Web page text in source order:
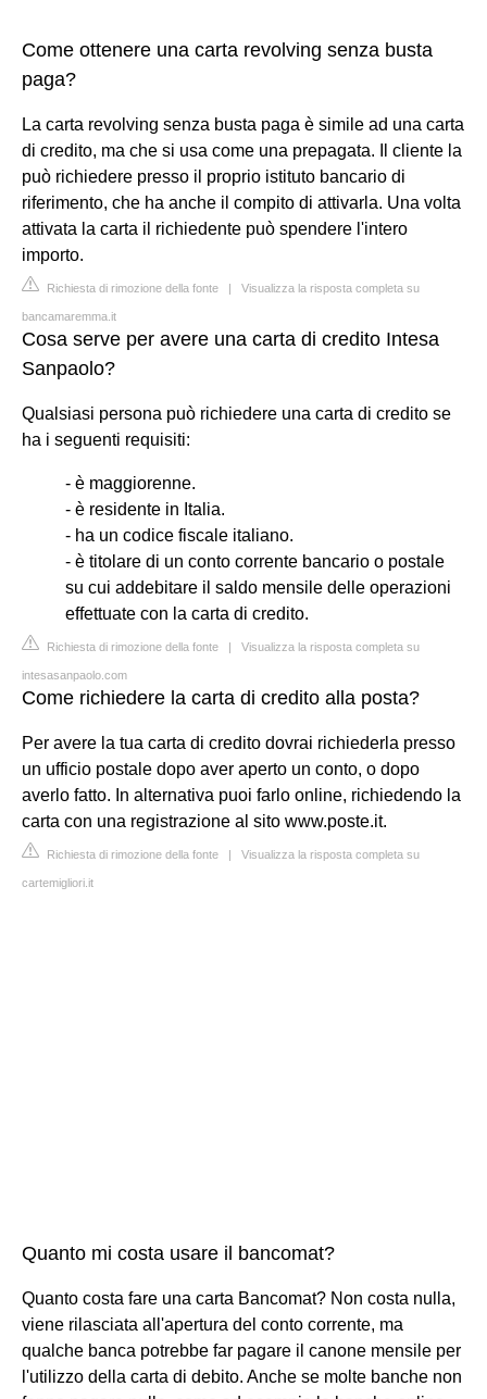
Come ottenere una carta revolving senza busta
paga?
La carta revolving senza busta paga è simile ad una carta
di credito, ma che si usa come una prepagata. Il cliente la
può richiedere presso il proprio istituto bancario di
riferimento, che ha anche il compito di attivarla. Una volta
attivata la carta il richiedente può spendere l'intero
importo.
Richiesta di rimozione della fonte | Visualizza la risposta completa su
bancamaremma.it
Cosa serve per avere una carta di credito Intesa
Sanpaolo?
Qualsiasi persona può richiedere una carta di credito se
ha i seguenti requisiti:
- è maggiorenne.
- è residente in Italia.
- ha un codice fiscale italiano.
- è titolare di un conto corrente bancario o postale
su cui addebitare il saldo mensile delle operazioni
effettuate con la carta di credito.
Richiesta di rimozione della fonte | Visualizza la risposta completa su
intesasanpaolo.com
Come richiedere la carta di credito alla posta?
Per avere la tua carta di credito dovrai richiederla presso
un ufficio postale dopo aver aperto un conto, o dopo
averlo fatto. In alternativa puoi farlo online, richiedendo la
carta con una registrazione al sito www.poste.it.
Richiesta di rimozione della fonte | Visualizza la risposta completa su
cartemigliori.it
Quanto mi costa usare il bancomat?
Quanto costa fare una carta Bancomat? Non costa nulla,
viene rilasciata all'apertura del conto corrente, ma
qualche banca potrebbe far pagare il canone mensile per
l'utilizzo della carta di debito. Anche se molte banche non